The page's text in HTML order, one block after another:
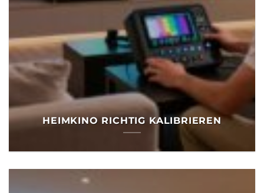
HEIMKINO RICHTIG KALIBRIEREN